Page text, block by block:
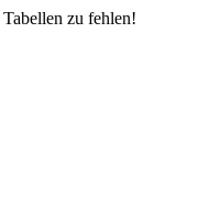
zu fehlen!